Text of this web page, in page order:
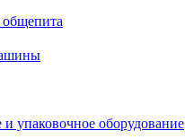
упаковочное оборудование